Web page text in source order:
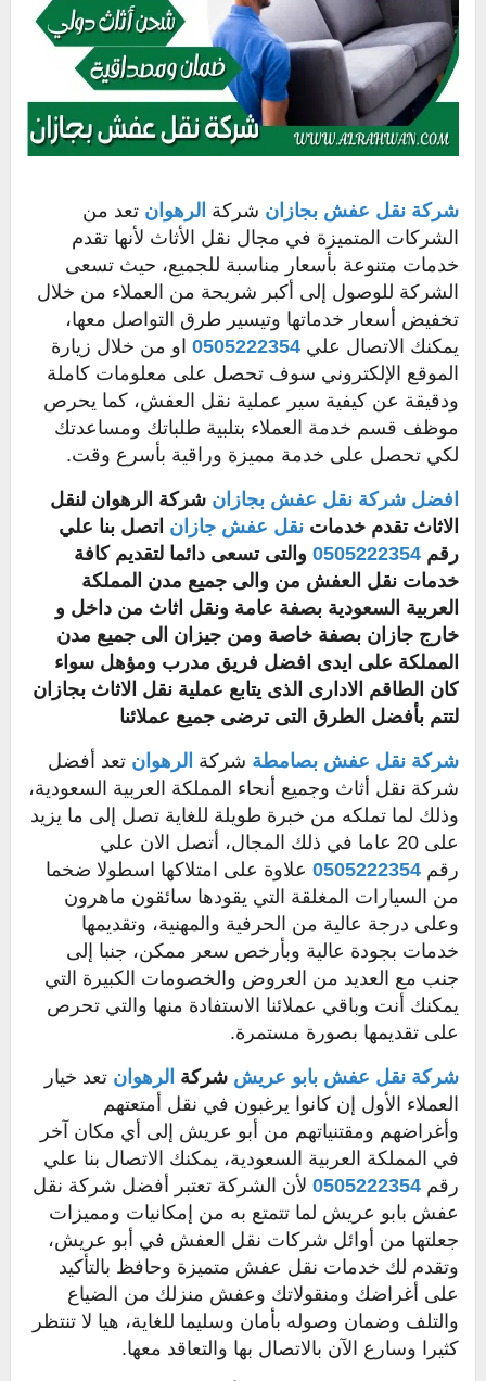
شركة نقل عفش بجازان شركة الرهوان تعد من
الشركات المتميزة في مجال نقل الأثاث لأنها تقدم
خدمات متنوعة بأسعار مناسبة للجميع، حيث تسعى
الشركة للوصول إلى أكبر شريحة من العملاء من خلال
تخفيض أسعار خدماتها وتيسير طرق التواصل معها،
يمكنك الاتصال علي 0505222354او من خلال زيارة
الموقع الإلكتروني سوف تحصل على معلومات كاملة
ودقيقة عن كيفية سير عملية نقل العفش، كما يحرص
موظف قسم خدمة العملاء بتلبية طلباتك ومساعدتك
لكي تحصل على خدمة مميزة وراقية بأسرع وقت.
افضل شركة نقل عفش بجازان شركة الرهوان لنقل
الاثاث تقدم خدمات نقل عفش جازان اتصل بنا علي
رقم 0505222354والتى تسعى دائما لتقديم كافة
خدمات نقل العفش من والى جميع مدن المملكة
العربية السعودية بصفة عامة ونقل اثاث من داخل و
خارج جازان بصفة خاصة ومن جيزان الى جميع مدن
المملكة على ايدى افضل فريق مدرب ومؤهل سواء
كان الطاقم الادارى الذى يتابع عملية نقل الاثاث بجازان
لتتم بأفضل الطرق التى ترضى جميع عملائنا
شركة نقل عفش بصامطة شركة الرهوان تعد أفضل
شركة نقل أثاث وجميع أنحاء المملكة العربية السعودية،
وذلك لما تملكه من خبرة طويلة للغاية تصل إلى ما يزيد
على 20 عاما في ذلك المجال، أتصل الان علي
رقم 0505222354 علاوة على امتلاكها اسطولا ضخما
من السيارات المغلقة التي يقودها سائقون ماهرون
وعلى درجة عالية من الحرفية والمهنية، وتقديمها
خدمات بجودة عالية وبأرخص سعر ممكن، جنبا إلى
جنب مع العديد من العروض والخصومات الكبيرة التي
يمكنك أنت وباقي عملائنا الاستفادة منها والتي تحرص
على تقديمها بصورة مستمرة.
شركة نقل عفش بابو عريش شركة الرهوان تعد خيار
العملاء الأول إن كانوا يرغبون في نقل أمتعتهم
وأغراضهم ومقتنياتهم من أبو عريش إلى أي مكان آخر
في المملكة العربية السعودية، يمكنك الاتصال بنا علي
رقم 0505222354 لأن الشركة تعتبر أفضل شركة نقل
عفش بابو عريش لما تتمتع به من إمكانيات ومميزات
جعلتها من أوائل شركات نقل العفش في أبو عريش،
وتقدم لك خدمات نقل عفش متميزة وحافظ بالتأكيد
على أغراضك ومنقولاتك وعفش منزلك من الضياع
والتلف وضمان وصوله بأمان وسليما للغاية، هيا لا تنتظر
كثيرا وسارع الآن بالاتصال بها والتعاقد معها.